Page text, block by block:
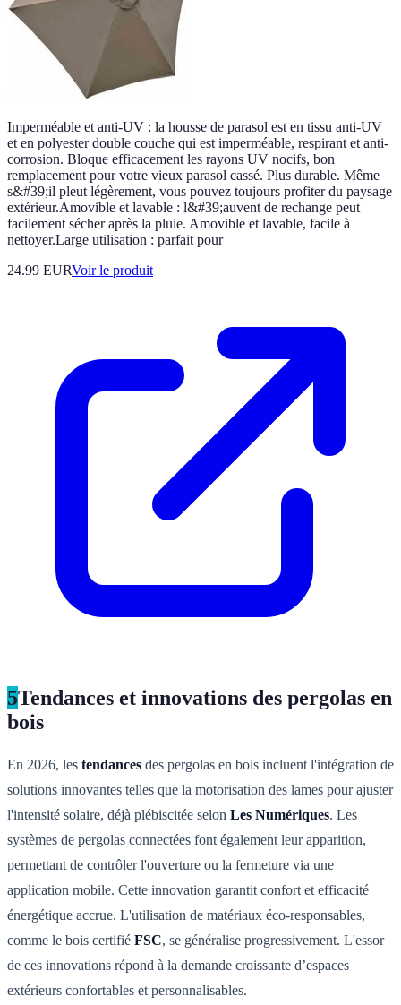
Imperméable et anti-UV : la housse de parasol est en tissu anti-UV
et en polyester double couche qui est imperméable, respirant et anti-
corrosion. Bloque efficacement les rayons UV nocifs, bon
remplacement pour votre vieux parasol cassé. Plus durable. Même
s&#39;il pleut légèrement, vous pouvez toujours profiter du paysage
extérieur.Amovible et lavable : l&#39;auvent de rechange peut
facilement sécher après la pluie. Amovible et lavable, facile à
nettoyer.Large utilisation : parfait pour
24.99 EURVoir le produit
5Tendances et innovations des pergolas en
bois
En 2026, les tendances des pergolas en bois incluent l'intégration de
solutions innovantes telles que la motorisation des lames pour ajuster
l'intensité solaire, déjà plébiscitée selon Les Numériques. Les
systèmes de pergolas connectées font également leur apparition,
permettant de contrôler l'ouverture ou la fermeture via une
application mobile. Cette innovation garantit confort et efficacité
énergétique accrue. L'utilisation de matériaux éco-responsables,
comme le bois certifié FSC, se généralise progressivement. L'essor
de ces innovations répond à la demande croissante d’espaces
extérieurs confortables et personnalisables.